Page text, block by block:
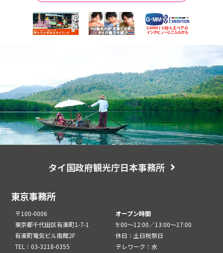
タイ国政府観光庁日本事務所
東京事務所
〒100-0006
東京都千代田区有楽町1-7-1
有楽町電気ビル南館2F
TEL：03-3218-0355
オープン時間
9:00～12:00／13:00～17:00
休日：土日祝祭日
テレワーク：水